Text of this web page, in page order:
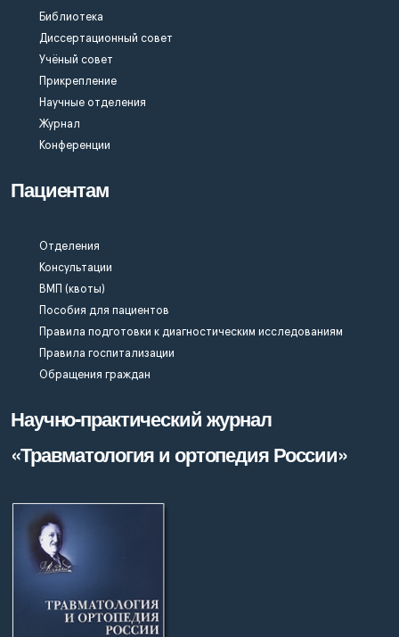
Библиотека
Диссертационный совет
Учёный совет
Прикрепление
Научные отделения
Журнал
Конференции
Пациентам
Отделения
Консультации
ВМП (квоты)
Пособия для пациентов
Правила подготовки к диагностическим исследованиям
Правила госпитализации
Обращения граждан
Научно-практический журнал
«Травматология и ортопедия России»